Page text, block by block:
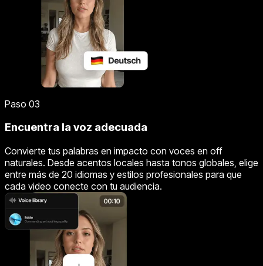
Paso 03
Encuentra la voz adecuada
Convierte tus palabras en impacto con voces en off
naturales. Desde acentos locales hasta tonos globales, elige
entre más de 20 idiomas y estilos profesionales para que
cada video conecte con tu audiencia.